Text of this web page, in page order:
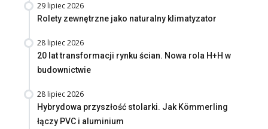
29 lipiec 2026
Rolety zewnętrzne jako naturalny klimatyzator
28 lipiec 2026
20 lat transformacji rynku ścian. Nowa rola H+H w
budownictwie
28 lipiec 2026
Hybrydowa przyszłość stolarki. Jak Kömmerling
łączy PVC i aluminium